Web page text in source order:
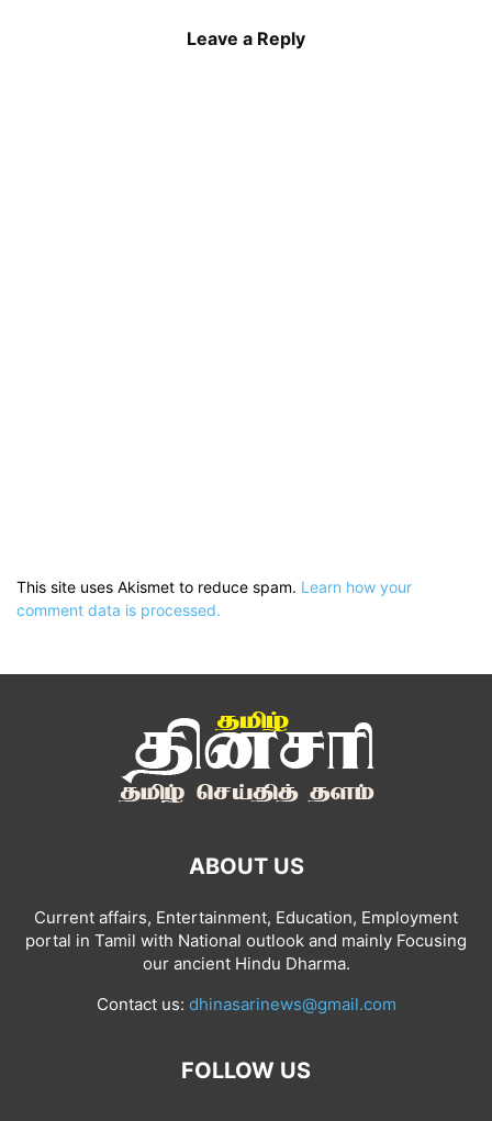
Leave a Reply
This site uses Akismet to reduce spam. Learn how your
comment data is processed.
ABOUT US
Current affairs, Entertainment, Education, Employment
portal in Tamil with National outlook and mainly Focusing
our ancient Hindu Dharma.
Contact us: dhinasarinews@gmail.com
FOLLOW US